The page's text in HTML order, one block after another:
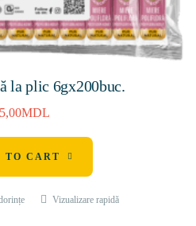
la plic 6gх200buc.
MDL
TO CART
Vizualizare rapidă